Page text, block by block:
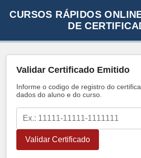
CURSOS RÁPIDOS
DE
Validar Certificado Emitido
Informe o codigo de registro do
dados do aluno e do curso.
Validar Certificado